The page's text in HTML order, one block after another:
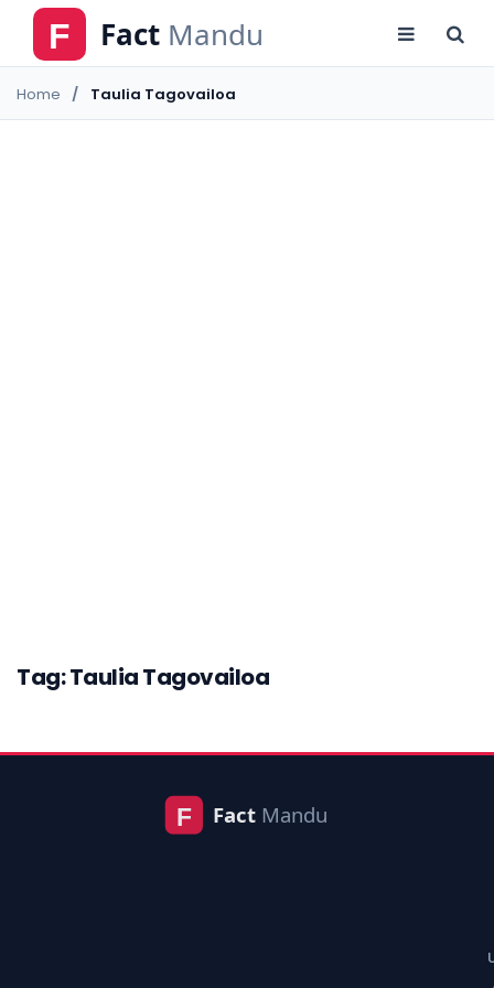
Home Taulia Tagovailoa
Tag: Taulia Tagovailoa